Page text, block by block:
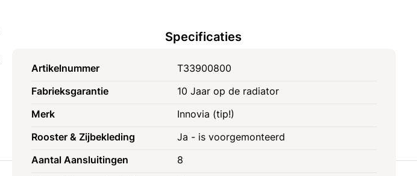
Specificaties
Artikelnummer
T33900800
Fabrieksgarantie
10 Jaar op de radiator
Merk
Innovia (tip!)
Rooster & Zijbekleding
Ja - is voorgemonteerd
Aantal Aansluitingen
8